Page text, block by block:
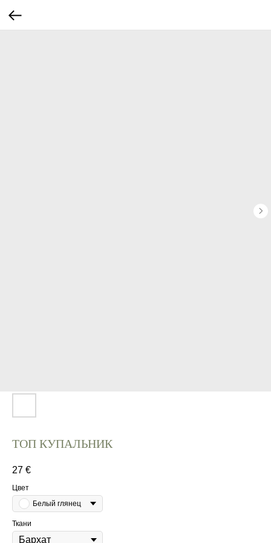
ТОП КУПАЛЬНИК
27 €
Цвет
Белый глянец
Ткани